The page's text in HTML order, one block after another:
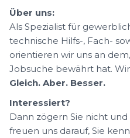
Über uns:
Als Spezialist für
technische Hilfs-, Fach-
orientieren wir uns an
Jobsuche bewährt hat.
Gleich. Aber. Besser.
Interessiert?
Dann zögern Sie nicht
freuen uns darauf, Sie